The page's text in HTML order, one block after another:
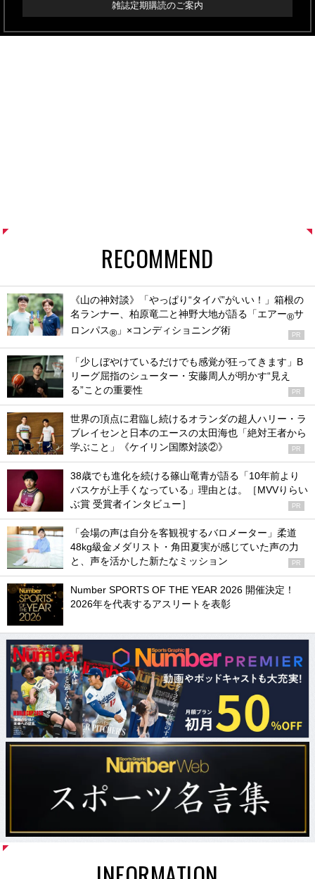
雑誌定期購読のご案内
RECOMMEND
《山の神対談》「やっぱり“タイパ”がいい！」箱根の
名ランナー、柏原竜二と神野大地が語る「エアー®サ
ロンパス® 」×コンディショニング術 PR
「少しぼやけているだけでも感覚が狂ってきます」B
リーグ屈指のシューター・安藤周人が明かす“見え
る”ことの重要性
PR
世界の頂点に君臨し続けるオランダの超人ハリー・ラ
ブレイセンと日本のエースの太田海也「絶対王者から
学ぶこと」《ケイリン国際対談②》
PR
38歳でも進化を続ける篠山竜青が語る「10年前より
バスケが上手くなっている」理由とは。［MVVりらい
ぶ賞 受賞者インタビュー］
PR
「会場の声は自分を客観視するバロメーター」柔道
48kg級金メダリスト・角田夏実が感じていた声の力
と、声を活かした新たなミッション
PR
Number SPORTS OF THE YEAR 2026 開催決定！
2026年を代表するアスリートを表彰